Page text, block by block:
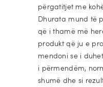
përgatitjet me
Dhurata mund të
që i thamë më
produkt që ju e
mendoni se i
i përmendëm,
shumë dhe si